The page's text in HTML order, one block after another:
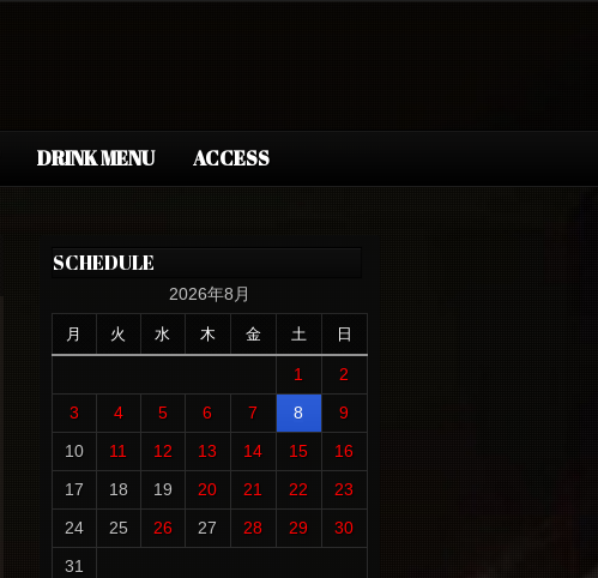
DRINK MENU ACCESS
SCHEDULE
2026年8月
月 火 水 木 金 土 日
1
2
3
4 5 6 7 8
9
10
11 12 13 14 15
16
17
18 19 20 21 22
23
24
25 26 27 28 29
30
31